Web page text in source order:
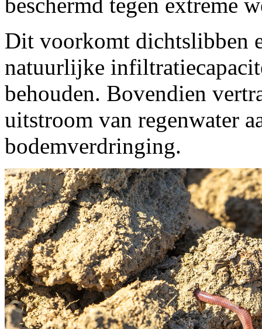
Dit voorkomt dichtslibben
natuurlijke
behouden. Bovendien
uitstroom van regenwater
bodemverdringing.